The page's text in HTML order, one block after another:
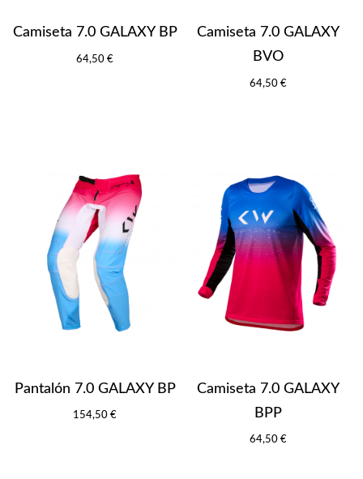
Camiseta 7.0 GALAXY BP
64,50 €
Camiseta 7.0 GALAXY
BVO
64,50 €
Pantalón 7.0 GALAXY BP
154,50 €
Camiseta 7.0 GALAXY
BPP
64,50 €